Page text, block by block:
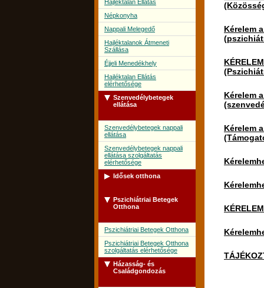
Hajléktalan Ellátás
Népkonyha
Nappali Melegedő
Hajléktalanok Átmeneti
Szállása
Éjjeli Menedékhely
Hajléktalan Ellátás
elérhetősége
Szenvedélybetegek
ellátása
Szenvedélybetegek nappali
ellátása
Szenvedélybetegek nappali
ellátása szolgáltatás
elérhetősége
Idősek otthona
Idősek Otthona
elérhetősége
Pszichiátriai Betegek
Otthona
Pszichiátriai Betegek Otthona
Pszichiátriai Betegek Otthona
szolgáltatás elérhetősége
Házasság- és
Családgondozás
Kérelem
Kérelem
Kérelem